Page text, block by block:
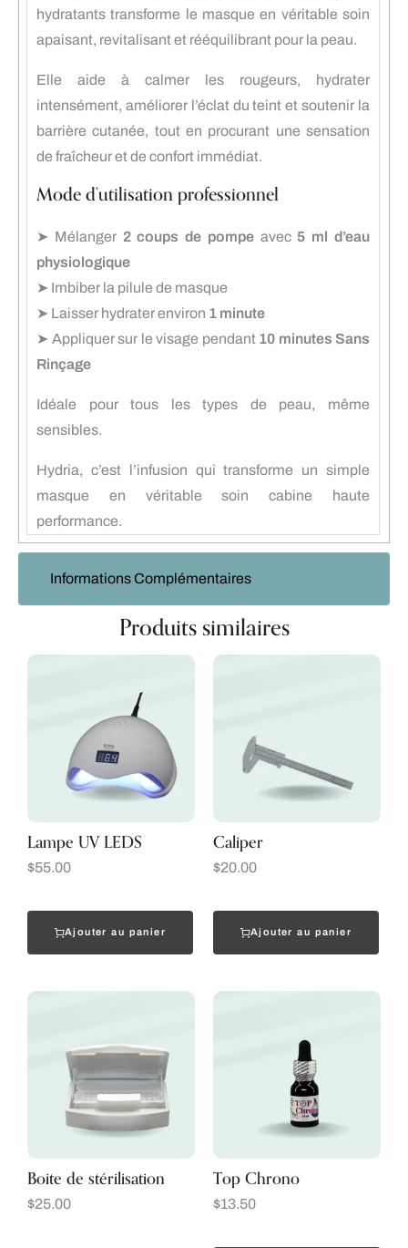
Informations Complémentaires
hydratants transforme le masque en véritable soin
apaisant, revitalisant et rééquilibrant pour la peau.
Elle aide à calmer les rougeurs, hydrater
intensément, améliorer l’éclat du teint et soutenir la
barrière cutanée, tout en procurant une sensation
de fraîcheur et de confort immédiat.
Mode d’utilisation professionnel
➤ Mélanger 2 coups de pompeavec 5 ml d’eau
physiologique
➤ Imbiber la pilule de masque
➤ Laisser hydrater environ 1 minute
➤ Appliquer sur le visage pendant 10 minutes Sans
Rinçage
Idéale pour tous les types de peau, même
sensibles.
Hydria, c’est l’infusion qui transforme un simple
masque en véritable soin cabine haute
performance.
Produits similaires
Lampe UV LEDS
$55.00
Ajouter au panier
Caliper
$20.00
Ajouter au panier
Boite de stérilisation
$25.00
Top Chrono
$13.50